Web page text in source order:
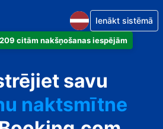
citām nakšņošanas iespējām
Ienākt sistēmā
savu
naktsmītne